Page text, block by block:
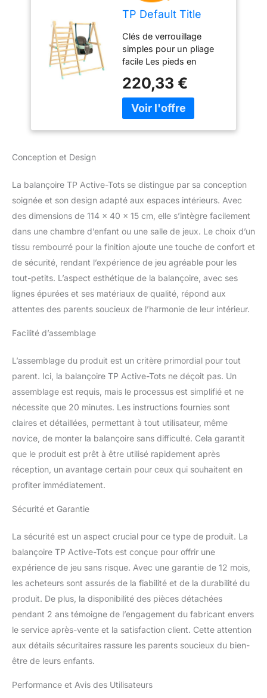
TP Default Title
Clés de verrouillage
simples pour un pliage
facile Les pieds en
antidérapants assurent
une meilleure stabilité et
protègent les sols
s'intégrera à merveille
dans votre intérieur
220,33 €
Conception et Design
La balançoire TP Active-Tots se distingue par sa conception
soignée et son design adapté aux espaces intérieurs. Avec
des dimensions de 114 x 40 x 15 cm, elle s’intègre facilement
dans une chambre d’enfant ou une salle de jeux. Le choix d’un
tissu rembourré pour la finition ajoute une touche de confort et
de sécurité, rendant l’expérience de jeu agréable pour les
tout-petits. L’aspect esthétique de la balançoire, avec ses
lignes épurées et ses matériaux de qualité, répond aux
attentes des parents soucieux de l’harmonie de leur intérieur.
Facilité d’assemblage
L’assemblage du produit est un critère primordial pour tout
parent. Ici, la balançoire TP Active-Tots ne déçoit pas. Un
assemblage est requis, mais le processus est simplifié et ne
nécessite que 20 minutes. Les instructions fournies sont
claires et détaillées, permettant à tout utilisateur, même
novice, de monter la balançoire sans difficulté. Cela garantit
que le produit est prêt à être utilisé rapidement après
réception, un avantage certain pour ceux qui souhaitent en
profiter immédiatement.
Sécurité et Garantie
La sécurité est un aspect crucial pour ce type de produit. La
balançoire TP Active-Tots est conçue pour offrir une
expérience de jeu sans risque. Avec une garantie de 12 mois,
les acheteurs sont assurés de la fiabilité et de la durabilité du
produit. De plus, la disponibilité des pièces détachées
pendant 2 ans témoigne de l’engagement du fabricant envers
le service après-vente et la satisfaction client. Cette attention
aux détails sécuritaires rassure les parents soucieux du bien-
être de leurs enfants.
Performance et Avis des Utilisateurs